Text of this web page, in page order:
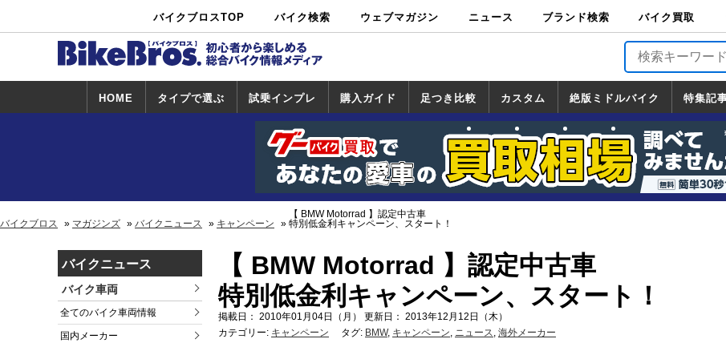
バイクブロスTOP バイク検索
中古バイ
ク・新車検
カタログ検
索
ショップ検
索
ウェブマガジン ニュース ブランド検索 バイク買取
バイク買取
HOME タイプで選ぶ 試乗インプレ
試乗インプレ
一覧
ホンダ
ヤマハ
スズキ
カワサキ
ハーレー
BMW
トライアンフ
ドゥカティ
購入ガイド
一覧
足つき比較 カスタム
カスタム
一覧
ホンダ
ヤマハ
スズキ
カワサキ
絶版ミドルバイク
絶版ミドルバイク
一覧
ホンダ
ヤマハ
スズキ
カワサキ
特集記
道の駅調査隊
ツーリング情報局
日本の道50選
国道めぐり
林道ツーリング
バイクブロス マガジンズ バイクニュース キャンペーン
【 BMW Motorrad 】認定中古車
特別低金利キャンペーン、スタート！
バイクニュース
バイク車両
全てのバイク車両情報
国内メーカー
【 BMW Motorrad 】認定中古車
特別低金利キャンペーン、スタート！
掲載日： 2010年01月04日（月） 更新日： 2013年12月12日（木）
カテゴリー: キャンペーン タグ: BMW, キャンペーン, ニュース, 海外メーカー